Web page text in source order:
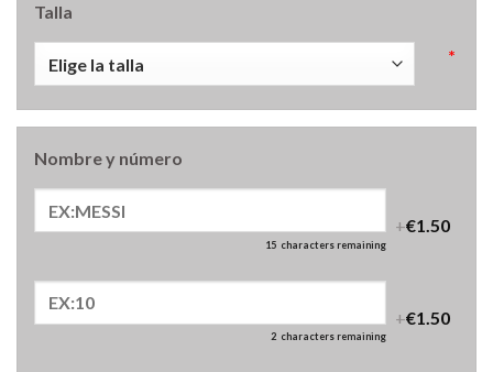
Talla
*
Nombre y número
15 characters remaining
+€1.50
2 characters remaining
+€1.50